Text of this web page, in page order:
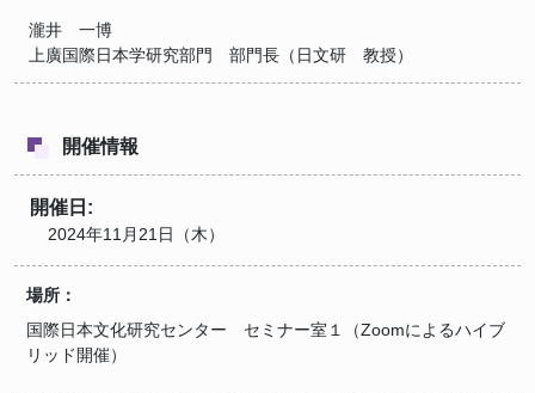
瀧井 一博
上廣国際日本学研究部門 部門長（日文研 教授）
開催情報
開催日:
2024年11月21日（木）
場所：
国際日本文化研究センター セミナー室１（Zoomによるハイブ
リッド開催）